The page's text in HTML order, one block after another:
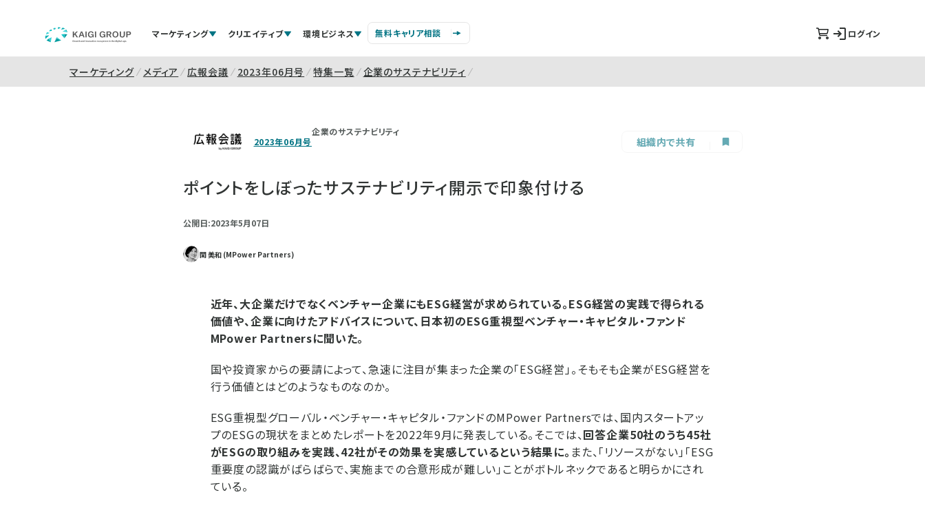
マーケティング クリエイティブ 環境ビジネス 無料キャリア相談 ログイン
マーケティング メディア 広報会議 2023年06月号 特集一覧 企業のサステナビリティ
2023年06月号
企業のサステナビリティ
組織内で共有
ポイントをしぼったサステナビリティ開示で印象付ける
公開日:2023年5月07日
関 美和 (MPower Partners)
近年、大企業だけでなくベンチャー企業にもESG経営が求められている。ESG経営の実践で得られる
価値や、企業に向けたアドバイスについて、日本初のESG重視型ベンチャー・キャピタル・ファンド
MPower Partnersに聞いた。
国や投資家からの要請によって、急速に注目が集まった企業の「ESG経営」。そもそも企業がESG経営を
行う価値とはどのようなものなのか。
ESG重視型グローバル・ベンチャー・キャピタル・ファンドのMPower Partnersでは、国内スタートアッ
プのESGの現状をまとめたレポートを2022年9月に発表している。そこでは、回答企業50社のうち45社
がESGの取り組みを実践、42社がその効果を実感しているという結果に。 また、「リソースがない」「ESG
重要度の認識がばらばらで、実施までの合意形成が難しい」ことがボトルネックであると明らかにされ
ている。